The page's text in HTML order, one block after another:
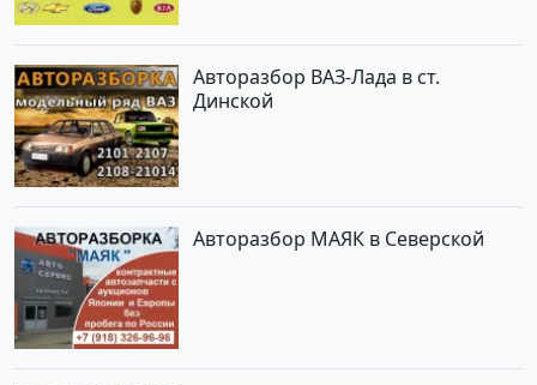
Авторазбор ВАЗ-Лада в ст.
Динской
Авторазбор МАЯК в Северской